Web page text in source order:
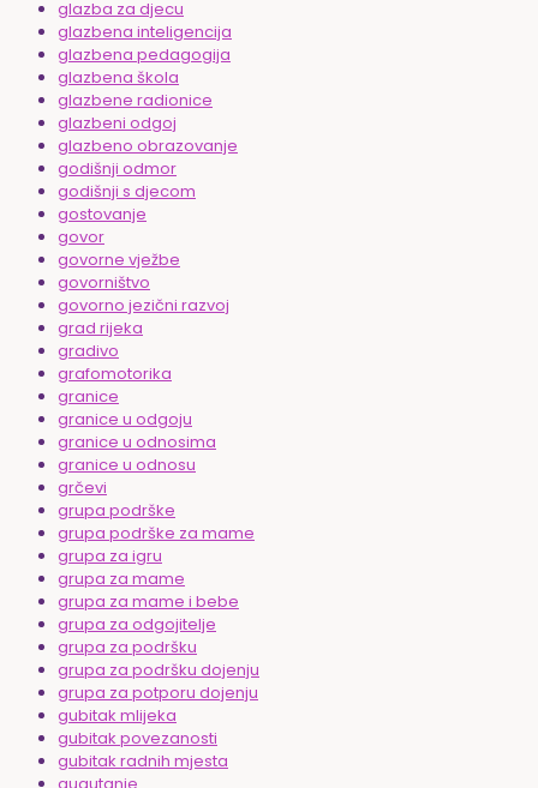
glazba za djecu
glazbena inteligencija
glazbena pedagogija
glazbena škola
glazbene radionice
glazbeni odgoj
glazbeno obrazovanje
godišnji odmor
godišnji s djecom
gostovanje
govor
govorne vježbe
govorništvo
govorno jezični razvoj
grad rijeka
gradivo
grafomotorika
granice
granice u odgoju
granice u odnosima
granice u odnosu
grčevi
grupa podrške
grupa podrške za mame
grupa za igru
grupa za mame
grupa za mame i bebe
grupa za odgojitelje
grupa za podršku
grupa za podršku dojenju
grupa za potporu dojenju
gubitak mlijeka
gubitak povezanosti
gubitak radnih mjesta